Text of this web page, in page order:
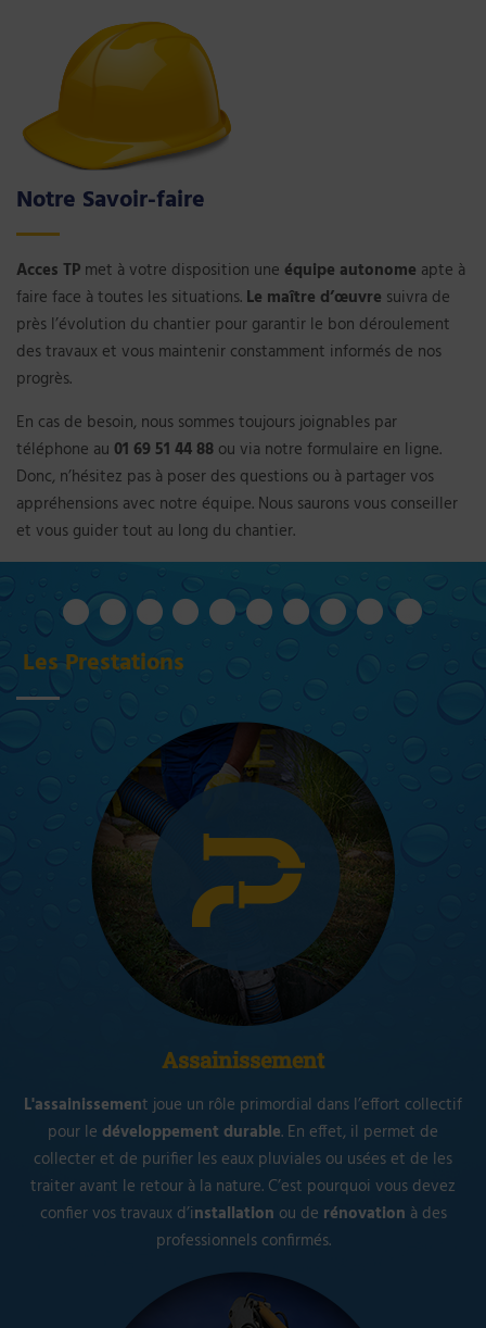
Notre Savoir-faire
Acces TP met à votre disposition une équipe autonome apte à
faire face à toutes les situations. Le maître d’œuvre suivra de
près l’évolution du chantier pour garantir le bon déroulement
des travaux et vous maintenir constamment informés de nos
progrès.
En cas de besoin, nous sommes toujours joignables par
téléphone au 01 69 51 44 88 ou via notre formulaire en ligne.
Donc, n’hésitez pas à poser des questions ou à partager vos
appréhensions avec notre équipe. Nous saurons vous conseiller
et vous guider tout au long du chantier.
Les Prestations
Assainissement
L'assainissement joue un rôle primordial dans l’effort collectif
pour le développement durable. En effet, il permet de
collecter et de purifier les eaux pluviales ou usées et de les
traiter avant le retour à la nature. C’est pourquoi vous devez
confier vos travaux d’installation ou de rénovation à des
professionnels confirmés.